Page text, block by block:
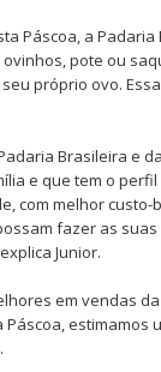
Páscoa, a
pote ou
próprio ovo.
Brasileira e
e que tem o
com melhor
fazer as
Junior.
em vendas
estimamos